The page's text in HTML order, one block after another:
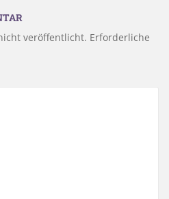
veröffentlicht. Erforderliche